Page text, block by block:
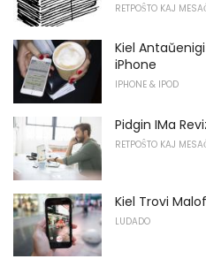
RETPOŜTO KAJ
Kiel
iPhone
IPHONE & IPOD
Pidgin IMa
RETPOŜTO KAJ
Kiel Trovi
LUDADO